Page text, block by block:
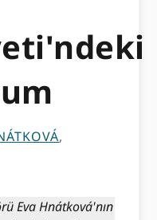
,
Eva Hnátková'nın